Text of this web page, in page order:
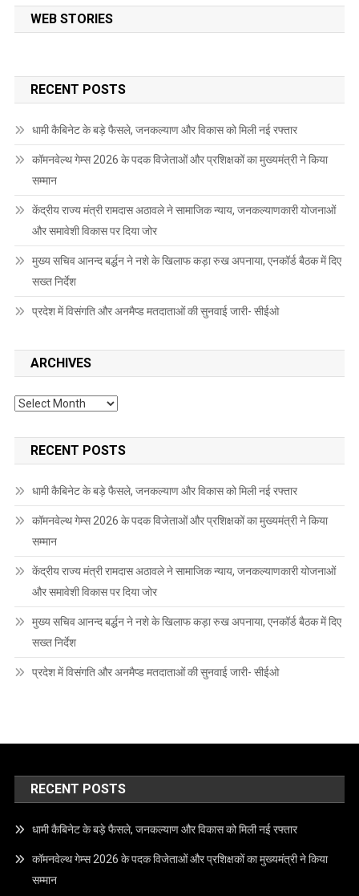
WEB STORIES
RECENT POSTS
धामी कैबिनेट के बड़े फैसले, जनकल्याण और विकास को मिली नई रफ्तार
कॉमनवेल्थ गेम्स 2026 के पदक विजेताओं और प्रशिक्षकों का मुख्यमंत्री ने किया
सम्मान
केंद्रीय राज्य मंत्री रामदास अठावले ने सामाजिक न्याय, जनकल्याणकारी योजनाओं
और समावेशी विकास पर दिया जोर
मुख्य सचिव आनन्द बर्द्धन ने नशे के खिलाफ कड़ा रुख अपनाया, एनकॉर्ड बैठक में दिए
सख्त निर्देश
प्रदेश में विसंगति और अनमैप्ड मतदाताओं की सुनवाई जारी- सीईओ
ARCHIVES
Archives
RECENT POSTS
धामी कैबिनेट के बड़े फैसले, जनकल्याण और विकास को मिली नई रफ्तार
कॉमनवेल्थ गेम्स 2026 के पदक विजेताओं और प्रशिक्षकों का मुख्यमंत्री ने किया
सम्मान
केंद्रीय राज्य मंत्री रामदास अठावले ने सामाजिक न्याय, जनकल्याणकारी योजनाओं
और समावेशी विकास पर दिया जोर
मुख्य सचिव आनन्द बर्द्धन ने नशे के खिलाफ कड़ा रुख अपनाया, एनकॉर्ड बैठक में दिए
सख्त निर्देश
प्रदेश में विसंगति और अनमैप्ड मतदाताओं की सुनवाई जारी- सीईओ
RECENT POSTS
धामी कैबिनेट के बड़े फैसले, जनकल्याण और विकास को मिली नई रफ्तार
कॉमनवेल्थ गेम्स 2026 के पदक विजेताओं और प्रशिक्षकों का मुख्यमंत्री ने किया
सम्मान